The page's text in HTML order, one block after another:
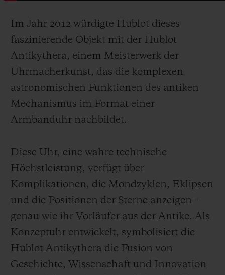
Im Jahr 2012 würdigte Hublot dieses
faszinierende Objekt mit der Hublot
Antikythera, einem Meisterwerk der
Uhrmacherkunst, das die komplexen
astronomischen Funktionen des antiken
Mechanismus im Format einer
Armbanduhr nachbildet.
Diese Uhr, eine wahre technische
Höchstleistung, verfügt über
Komplikationen, die Mondzyklen, Eklipsen
und die Positionen der Sterne anzeigen –
genau wie ihr Vorläufer aus der Antike. Als
Konzeptuhr entwickelt, symbolisiert die
Hublot Antikythera die Fusion von
Geschichte, Wissenschaft und Innovation